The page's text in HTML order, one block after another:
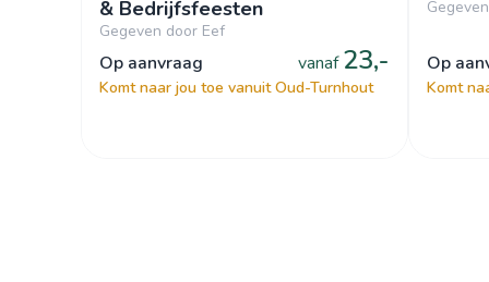
& Bedrijfsfeesten
Gegeven door Eef
op aanvraag vanaf 23,-
Komt naar jou toe vanuit Oud-Turnhout
op
Komt